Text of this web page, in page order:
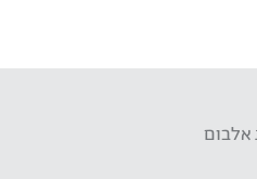
אלבום